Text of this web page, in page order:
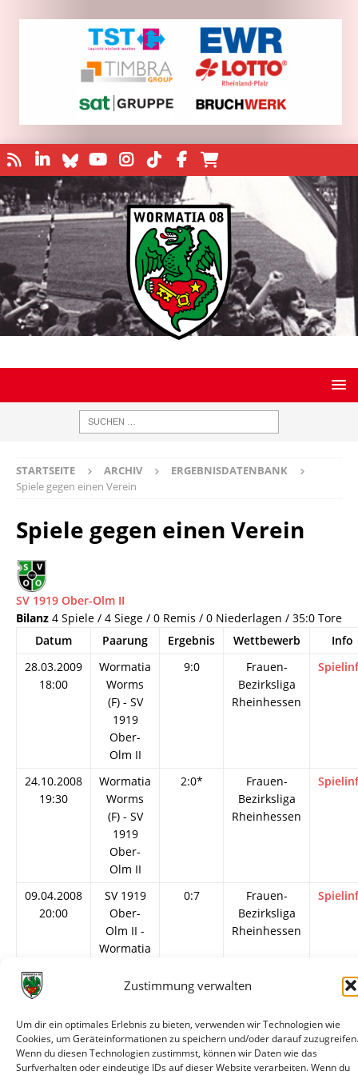
Zustimmung verwalten
Um dir ein optimales Erlebnis zu bieten, verwenden wir Technologien wie
Cookies, um Geräteinformationen zu speichern und/oder darauf zuzugreifen.
Wenn du diesen Technologien zustimmst, können wir Daten wie das
Surfverhalten oder eindeutige IDs auf dieser Website verarbeiten. Wenn du
STARTSEITE ARCHIV
ERGEBNISDATENBANK
Spiele gegen einen Verein
Spiele gegen einen Verein
SV 1919 Ober-Olm II
Bilanz 4 Spiele / 4 Siege / 0 Remis / 0 Niederlagen / 35:0 Tore
Datum
Paarung Ergebnis Wettbewerb
Info
28.03.2009
18:00
Wormatia
Worms
(F) - SV
1919
Ober-
Olm II
9:0
Frauen-
Bezirksliga
Rheinhessen
24.10.2008
19:30
Wormatia
Worms
(F) - SV
1919
Ober-
Olm II
2:0*
Frauen-
Bezirksliga
Rheinhessen
09.04.2008
20:00
SV 1919
Ober-
Olm II -
Wormatia
(F)
0:7
Frauen-
Bezirksliga
Rheinhessen
18:30
Worms
(F) - SV
1919
Bezirksliga
Rheinhessen